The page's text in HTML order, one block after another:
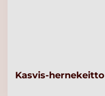
Kasvis-hernekeitto